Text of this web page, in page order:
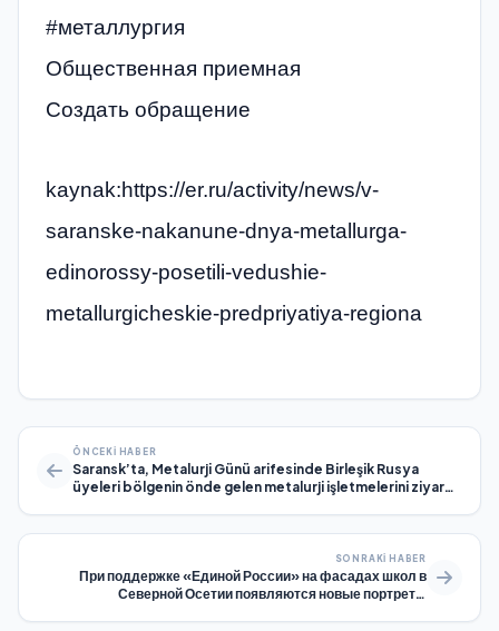
#металлургия
Общественная приемная
Создать обращение
kaynak:https://er.ru/activity/news/v-
saranske-nakanune-dnya-metallurga-
edinorossy-posetili-vedushie-
metallurgicheskie-predpriyatiya-regiona
ÖNCEKI HABER
Saransk’ta, Metalurji Günü arifesinde Birleşik Rusya
üyeleri bölgenin önde gelen metalurji işletmelerini ziyaret
SONRAKI HABER
При поддержке «Единой России» на фасадах школ в
Северной Осетии появляются новые портреты